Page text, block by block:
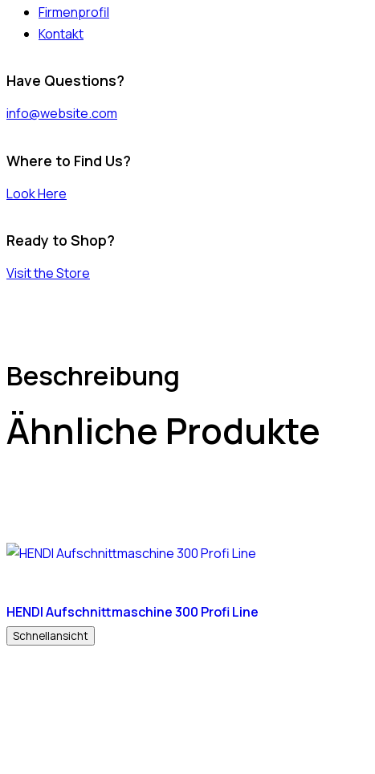
Firmenprofil
Kontakt
Have Questions?
info@website.com
Where to Find Us?
Look Here
Ready to Shop?
Visit the Store
Beschreibung
Ähnliche Produkte
HENDI Aufschnittmaschine 300 Profi Line
Schnellansicht